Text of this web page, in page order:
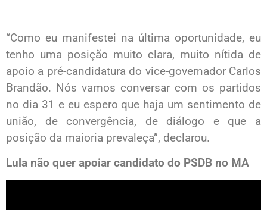
“Como eu manifestei na última oportunidade, eu
tenho uma posição muito clara, muito nítida de
apoio a pré-candidatura do vice-governador Carlos
Brandão. Nós vamos conversar com os partidos
no dia 31 e eu espero que haja um sentimento de
união, de convergência, de diálogo e que a
posição da maioria prevaleça”, declarou.
Lula não quer apoiar candidato do PSDB no MA